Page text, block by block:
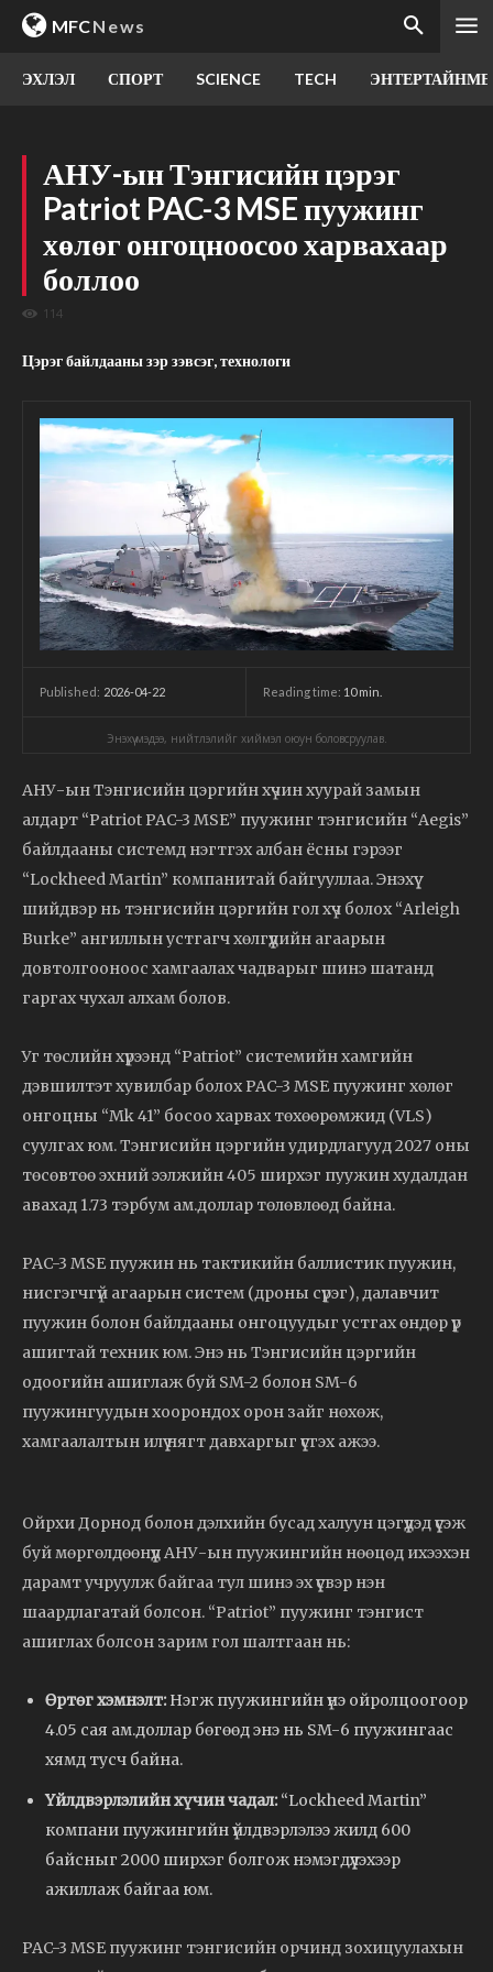
MFCNews
ЭХЛЭЛ СПОРТ SCIENCE TECH
АНУ-ын Тэнгисийн цэрэг
Patriot PAC-3 MSE пуужинг
хөлөг онгоцноосоо харвахаар
боллоо
114
Цэрэг байлдааны зэр зэвсэг, технологи
Published: 2026-04-22 Reading time: 10min.
Энэхүү мэдээ, нийтлэлийг хиймэл оюун боловсруулав.
АНУ-ын Тэнгисийн цэргийн хүчин хуурай замын
алдарт “Patriot PAC-3 MSE” пуужинг тэнгисийн “Aegis”
байлдааны системд нэгтгэх албан ёсны гэрээг
“Lockheed Martin” компанитай байгууллаа. Энэхүү
шийдвэр нь тэнгисийн цэргийн гол хүч болох “Arleigh
Burke” ангиллын устгагч хөлгүүдийн агаарын
довтолгооноос хамгаалах чадварыг шинэ шатанд
гаргах чухал алхам болов.
Уг төслийн хүрээнд “Patriot” системийн хамгийн
дэвшилтэт хувилбар болох PAC-3 MSE пуужинг хөлөг
онгоцны “Mk 41” босоо харвах төхөөрөмжид (VLS)
суулгах юм. Тэнгисийн цэргийн удирдлагууд 2027 оны
төсөвтөө эхний ээлжийн 405 ширхэг пуужин худалдан
авахад 1.73 тэрбум ам.доллар төлөвлөөд байна.
PAC-3 MSE пуужин нь тактикийн баллистик пуужин,
нисгэгчгүй агаарын систем (дроны сүрэг), далавчит
пуужин болон байлдааны онгоцуудыг устгах өндөр үр
ашигтай техник юм. Энэ нь Тэнгисийн цэргийн
одоогийн ашиглаж буй SM-2 болон SM-6
пуужингуудын хоорондох орон зайг нөхөж,
хамгаалалтын илүү нягт давхаргыг үүсгэх ажээ.
Ойрхи Дорнод болон дэлхийн бусад халуун цэгүүдэд үүсэж
буй мөргөлдөөнүүд АНУ-ын пуужингийн нөөцөд ихээхэн
дарамт учруулж байгаа тул шинэ эх үүсвэр нэн
шаардлагатай болсон. “Patriot” пуужинг тэнгист
ашиглах болсон зарим гол шалтгаан нь:
Өртөг хэмнэлт: Нэгж пуужингийн үнэ ойролцоогоор
4.05 сая ам.доллар бөгөөд энэ нь SM-6 пуужингаас
хямд тусч байна.
Үйлдвэрлэлийн хүчин чадал: “Lockheed Martin”
компани пуужингийн үйлдвэрлэлээ жилд 600
байсныг 2000 ширхэг болгож нэмэгдүүлэхээр
ажиллаж байгаа юм.
PAC-3 MSE пуужинг тэнгисийн орчинд зохицуулахын